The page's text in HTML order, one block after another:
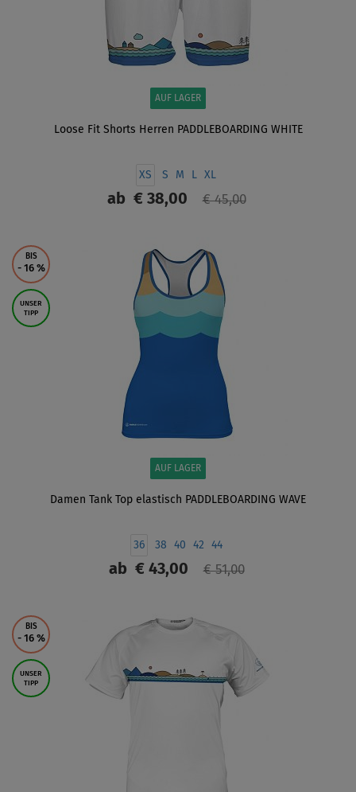
AUF LAGER
Loose Fit Shorts Herren PADDLEBOARDING WHITE
XS S M L XL
ab€ 38,00 € 45,00
BIS
- 16 %
UNSER
TIPP
AUF LAGER
Damen Tank Top elastisch PADDLEBOARDING WAVE
36 38 40 42 44
ab€ 43,00 € 51,00
BIS
- 16 %
UNSER
TIPP